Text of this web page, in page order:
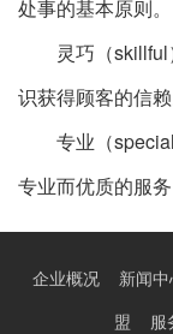
处事的基本原则。
灵巧（skillful
识获得顾客的信赖
专业（
专业而优质的服务
企业概况 新闻
盟
服